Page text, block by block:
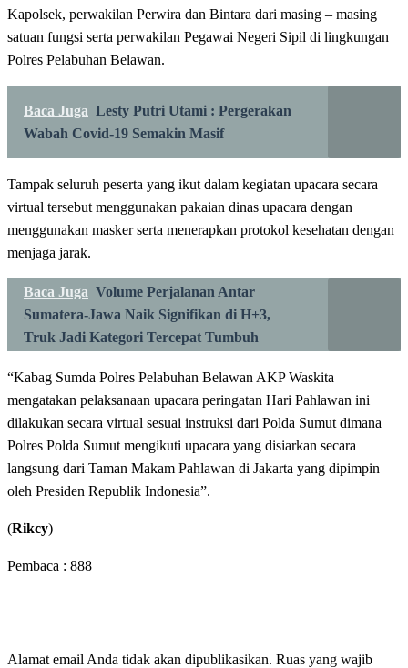
Kapolsek, perwakilan Perwira dan Bintara dari masing – masing
satuan fungsi serta perwakilan Pegawai Negeri Sipil di lingkungan
Polres Pelabuhan Belawan.
Baca Juga Lesty Putri Utami : Pergerakan
Wabah Covid-19 Semakin Masif
Tampak seluruh peserta yang ikut dalam kegiatan upacara secara
virtual tersebut menggunakan pakaian dinas upacara dengan
menggunakan masker serta menerapkan protokol kesehatan dengan
menjaga jarak.
Baca Juga Volume Perjalanan Antar
Sumatera-Jawa Naik Signifikan di H+3,
Truk Jadi Kategori Tercepat Tumbuh
“Kabag Sumda Polres Pelabuhan Belawan AKP Waskita
mengatakan pelaksanaan upacara peringatan Hari Pahlawan ini
dilakukan secara virtual sesuai instruksi dari Polda Sumut dimana
Polres Polda Sumut mengikuti upacara yang disiarkan secara
langsung dari Taman Makam Pahlawan di Jakarta yang dipimpin
oleh Presiden Republik Indonesia”.
(Rikcy)
Pembaca : 888
Alamat email Anda tidak akan dipublikasikan. Ruas yang wajib